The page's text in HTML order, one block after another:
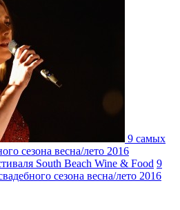
9 самых
сезона весна/лето 2016
South Beach Wine & Food 9
сезона весна/лето 2016